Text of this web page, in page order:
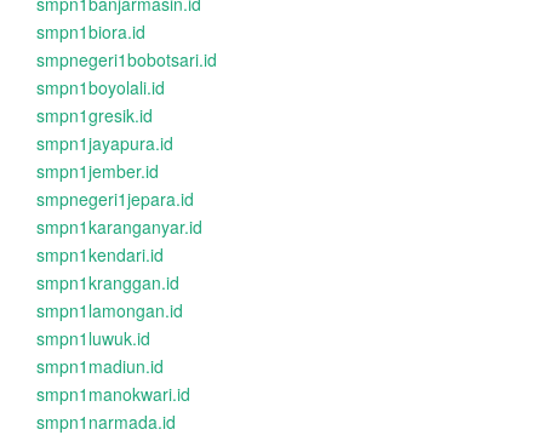
smpn1biora.id
smpnegeri1bobotsari.id
smpn1boyolali.id
smpn1gresik.id
smpn1jayapura.id
smpn1jember.id
smpnegeri1jepara.id
smpn1karanganyar.id
smpn1kendari.id
smpn1kranggan.id
smpn1lamongan.id
smpn1luwuk.id
smpn1madiun.id
smpn1manokwari.id
smpn1narmada.id